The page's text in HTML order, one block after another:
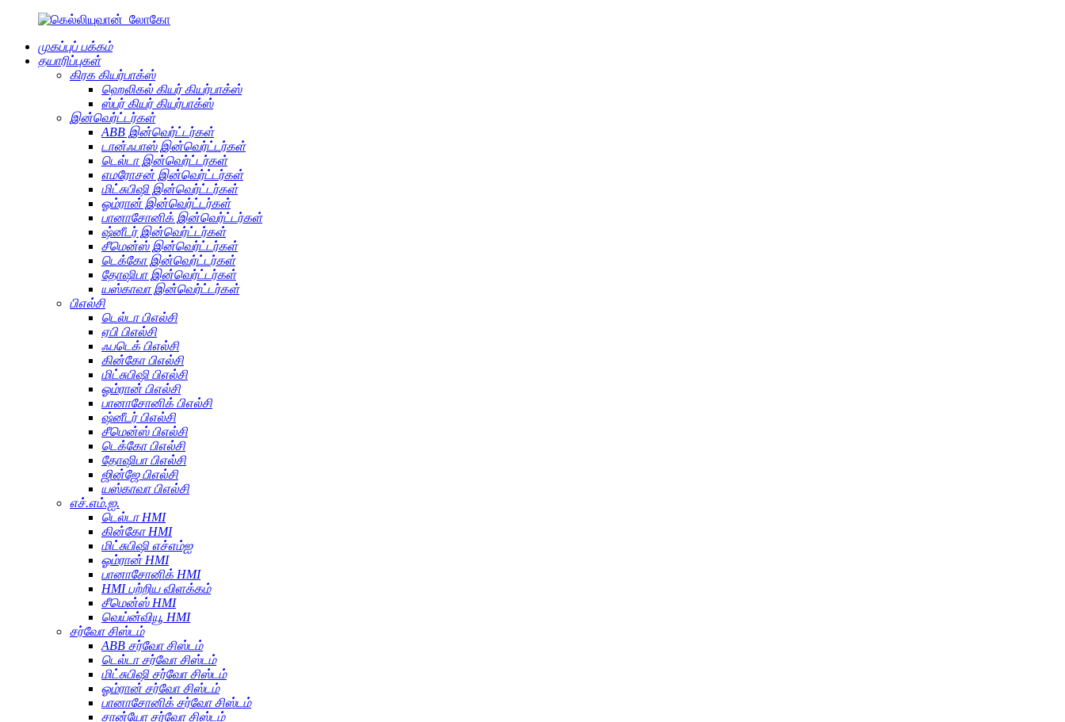
முகப்புப் பக்கம்
தயாரிப்புகள்
கிரக கியர்பாக்ஸ்
ஹெலிகல் கியர் கியர்பாக்ஸ்
ஸ்பர் கியர் கியர்பாக்ஸ்
இன்வெர்ட்டர்கள்
ABB இன்வெர்ட்டர்கள்
டான்ஃபாஸ் இன்வெர்ட்டர்கள்
டெல்டா இன்வெர்ட்டர்கள்
எமரோசன் இன்வெர்ட்டர்கள்
மிட்சுபிஷி இன்வெர்ட்டர்கள்
ஓம்ரான் இன்வெர்ட்டர்கள்
பானாசோனிக் இன்வெர்ட்டர்கள்
ஷ்னீடர் இன்வெர்ட்டர்கள்
சீமென்ஸ் இன்வெர்ட்டர்கள்
டெக்கோ இன்வெர்ட்டர்கள்
தோஷிபா இன்வெர்ட்டர்கள்
யஸ்காவா இன்வெர்ட்டர்கள்
பிஎல்சி
டெல்டா பிஎல்சி
ஏபி பிஎல்சி
ஃபடெக் பிஎல்சி
கின்கோ பிஎல்சி
மிட்சுபிஷி பிஎல்சி
ஓம்ரான் பிஎல்சி
பானாசோனிக் பிஎல்சி
ஷ்னீடர் பிஎல்சி
சீமென்ஸ் பிஎல்சி
டெக்கோ பிஎல்சி
தோஷிபா பிஎல்சி
ஜின்ஜே பிஎல்சி
யஸ்காவா பிஎல்சி
எச்.எம்.ஐ.
டெல்டா HMI
கின்கோ HMI
மிட்சுபிஷி எச்எம்ஐ
ஓம்ரான் HMI
பானாசோனிக் HMI
HMI பற்றிய விளக்கம்
சீமென்ஸ் HMI
வெய்ன்வியூ HMI
சர்வோ சிஸ்டம்
ABB சர்வோ சிஸ்டம்
டெல்டா சர்வோ சிஸ்டம்
மிட்சுபிஷி சர்வோ சிஸ்டம்
ஓம்ரான் சர்வோ சிஸ்டம்
பானாசோனிக் சர்வோ சிஸ்டம்
சான்யோ சர்வோ சிஸ்டம்